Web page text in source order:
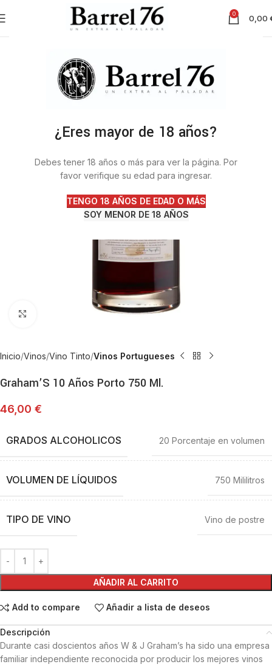
¿Eres mayor de 18 años?
Debes tener 18 años o más para ver la página. Por
favor verifique su edad para ingresar.
TENGO 18 AÑOS DE EDAD O MÁS
SOY MENOR DE 18 AÑOS
0 0,00
Haga Click para agrandar
Inicio Vinos Vino Tinto Vinos Portugueses
Graham’S 10 Años Porto 750 Ml.
46,00 €
GRADOS ALCOHOLICOS 20 Porcentaje en volumen
VOLUMEN DE LÍQUIDOS 750 Mililitros
TIPO DE VINO Vino de postre
AÑADIR AL CARRITO
Add to compare Añadir a lista de deseos
Descripción
Durante casi doscientos años W & J Graham’s ha sido una empresa
familiar independiente reconocida por producir los mejores vinos